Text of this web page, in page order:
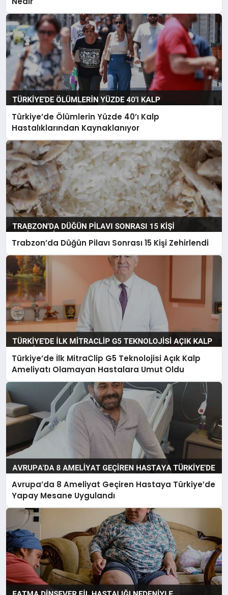
Türkiye’de Ölümlerin Yüzde 40’ı Kalp
Hastalıklarından Kaynaklanıyor
Trabzon’da Düğün Pilavı Sonrası 15 Kişi Zehirlendi
Türkiye’de İlk MitraClip G5 Teknolojisi Açık Kalp
Ameliyatı Olamayan Hastalara Umut Oldu
Avrupa’da 8 Ameliyat Geçiren Hastaya Türkiye’de
Yapay Mesane Uygulandı